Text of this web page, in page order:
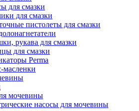
для смазки
для смазки
пистолеты для смазки
рукава для смазки
для смазки
Perma
масленки
мочевины
насосы для мочевины